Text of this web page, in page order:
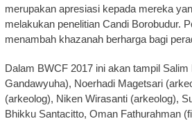
merupakan apresiasi kepada mereka
melakukan penelitian Candi Borobudur.
menambah khazanah berharga bagi
Dalam BWCF 2017 ini akan tampil Salim
Gandawyuha), Noerhadi Magetsari
(arkeolog), Niken Wirasanti (arkeolog),
Bhikku Santacitto, Oman Fathurahman